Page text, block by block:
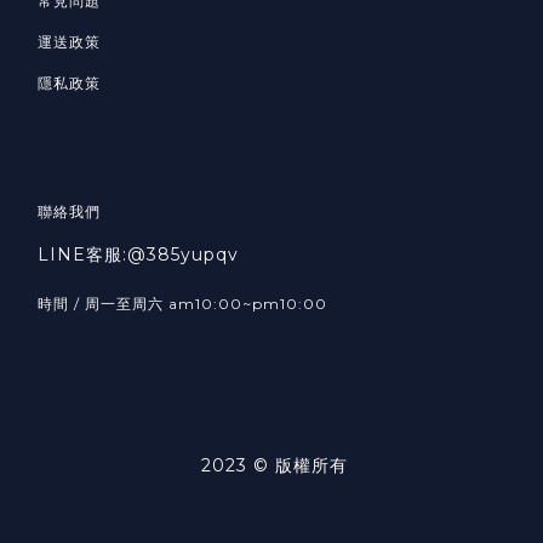
運送政策
隱私政策
聯絡我們
LINE客服:@385yupqv
時間 / 周一至周六 am10:00~pm10:00
2023 © 版權所有